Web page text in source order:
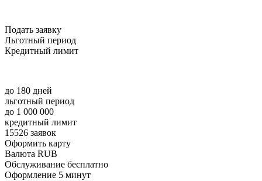
Подать заявку
Льготный период
Кредитный лимит
до 180 дней
льготный период
до 1 000 000
кредитный лимит
15526 заявок
Оформить карту
Валюта RUB
Обслуживание бесплатно
Оформление 5 минут